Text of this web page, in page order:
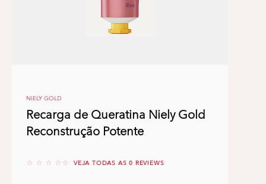
NIELY GOLD
Recarga de Queratina Niely Gold
Reconstrução Potente
No reviews VEJA TODAS AS 0 REVIEWS